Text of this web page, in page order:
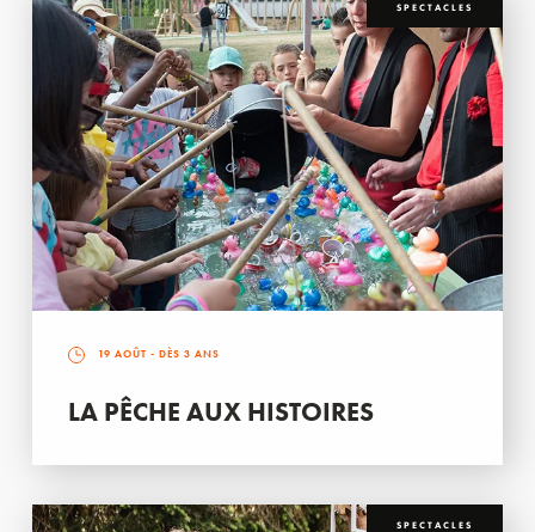
SPECTACLES
19 AOÛT - DÈS 3 ANS
LA PÊCHE AUX HISTOIRES
SPECTACLES